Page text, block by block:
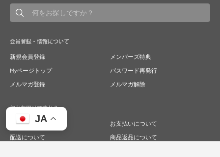
JA
会員登録・情報について
新規会員登録
メンバーズ特典
Myページトップ
パスワード再発行
メルマガ登録
メルマガ解除
何かお困りですか？
ご注文について
お支払いについて
配送について
商品返品について